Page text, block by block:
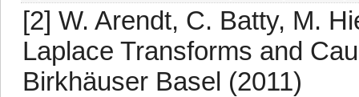
[2] W. Arendt, C. Batty, M.
Laplace Transforms and
Birkhäuser Basel (2011)